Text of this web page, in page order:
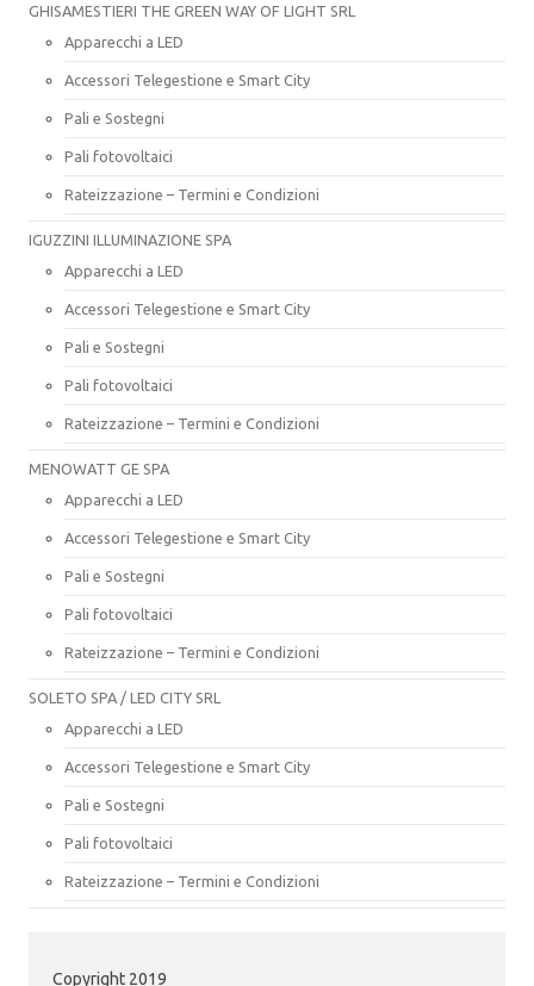
GHISAMESTIERI THE GREEN WAY OF LIGHT SRL
Apparecchi a LED
Accessori Telegestione e Smart City
Pali e Sostegni
Pali fotovoltaici
Rateizzazione – Termini e Condizioni
IGUZZINI ILLUMINAZIONE SPA
Apparecchi a LED
Accessori Telegestione e Smart City
Pali e Sostegni
Pali fotovoltaici
Rateizzazione – Termini e Condizioni
MENOWATT GE SPA
Apparecchi a LED
Accessori Telegestione e Smart City
Pali e Sostegni
Pali fotovoltaici
Rateizzazione – Termini e Condizioni
SOLETO SPA / LED CITY SRL
Apparecchi a LED
Accessori Telegestione e Smart City
Pali e Sostegni
Pali fotovoltaici
Rateizzazione – Termini e Condizioni
Copyright 2019